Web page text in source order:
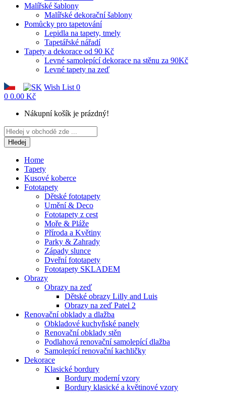
Malířské šablony
Malířské dekorační šablony
Pomůcky pro tapetování
Lepidla na tapety, tmely
Tapetářské nářadí
Tapety a dekorace od 90 Kč
Levné samolepící dekorace na stěnu za 90Kč
Levné tapety na zeď
Wish List 0
0 0.00 Kč
Nákupní košík je prázdný!
Hledej
Home
Tapety
Kusové koberce
Fototapety
Dětské fototapety
Umění & Deco
Fototapety z cest
Moře & Pláže
Příroda a Květiny
Parky & Zahrady
Západy slunce
Dveřní fototapety
Fototapety SKLADEM
Obrazy
Obrazy na zeď
Dětské obrazy Lilly and Luis
Obrazy na zeď Patel 2
Renovační obklady a dlažba
Obkladové kuchyňské panely
Renovační obklady stěn
Podlahová renovační samolepící dlažba
Samolepící renovační kachličky
Dekorace
Klasické bordury
Bordury moderní vzory
Bordury klasické a květinové vzory